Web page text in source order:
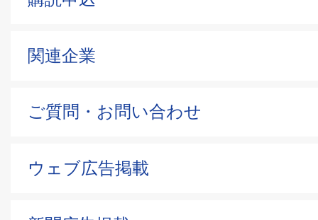
関連企業
ご質問・お問い合わせ
ウェブ広告掲載